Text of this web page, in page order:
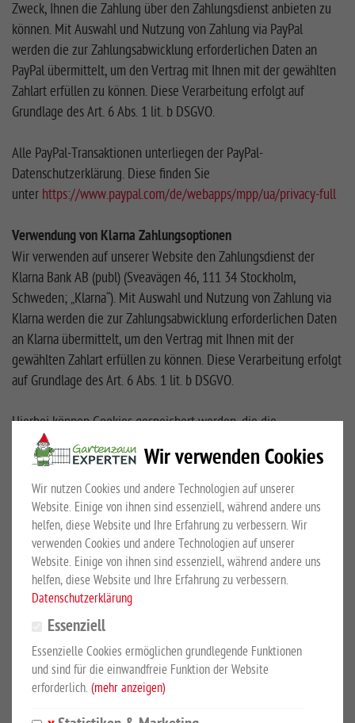
Zweck, Ihnen die Zahlung über den Zahlungsdienst anbieten zu
können. Mit Auswahl und Nutzung von Zahlung via PayPal
werden die zur Zahlungsabwicklung erforderlichen Daten an
PayPal übermittelt, um den Vertrag mit Ihnen mit der gewählten
Zahlart erfüllen zu können. Diese Verarbeitung erfolgt auf
Grundlage des Art. 6 Abs. 1 lit. b DSGVO.
Alle PayPal-Transaktionen unterliegen der PayPal-
Datenschutzerklärung. Diese finden Sie
unter https://www.paypal.com/de/webapps/mpp/ua/privacy-full
Verwendung von Klarna Zahlungsoptionen
Wir verwenden auf unserer Website den Zahlungsdienst der
Klarna Bank AB (publ) (Sveavägen 46, 111 34 Stockholm,
Schweden; „Klarna“). Mit Auswahl und Nutzung von Zahlung via
Klarna werden die zur Zahlungsabwicklung erforderlichen Daten
an Klarna übermittelt, um den Vertrag mit Ihnen mit der
gewählten Zahlart erfüllen zu können. Diese Verarbeitung erfolgt
auf Grundlage des Art. 6 Abs. 1 lit. b DSGVO.
Hierbei können Cookies gespeichert werden, die die
Wiedererkennung Ihres Browsers ermöglichen. Die dadurch
stattfindende Datenverarbeitung erfolgt auf Grundlage des Art. 6
Abs. 1 lit. f DSGVO aus unserem überwiegenden berechtigten
Interesse an einem kundenorientierten Angebot von
verschiedenen Zahlarten.Sie haben das Recht aus Gründen, die
sich aus Ihrer besonderen Situation ergeben, jederzeit dieser
Verarbeitung Sie betreffender personenbezogener Daten zu
widersprechen.
„Pay Later“ (Rechnung), „Pay Now“ (Zahlung per Lastschrift,
Kreditkarte, Sofortüberweisung), „Financing“ (Ratenkauf)
Bei einzelnen Zahlungsarten wie „Pay Later“ (Rechnung), „Pay
Now“ (Zahlung per Lastschrift, Kreditkarte, Sofortüberweisung),
„Financing“ (Ratenkauf) behält sich Klarna das Recht vor, ggf. eine
Wir verwenden Cookies
Wir nutzen Cookies und andere Technologien auf unserer
Website. Einige von ihnen sind essenziell, während andere uns
helfen, diese Website und Ihre Erfahrung zu verbessern. Wir
verwenden Cookies und andere Technologien auf unserer
Website. Einige von ihnen sind essenziell, während andere uns
helfen, diese Website und Ihre Erfahrung zu verbessern.
Datenschutzerklärung
Essenziell
Essenzielle Cookies ermöglichen grundlegende Funktionen
und sind für die einwandfreie Funktion der Website
erforderlich. (mehr anzeigen)